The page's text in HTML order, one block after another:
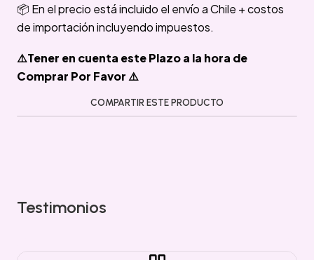
📦 En el precio está incluido el envío a Chile + costos
de importación incluyendo impuestos.
⚠️Tener en cuenta este Plazo a la hora de
Comprar Por Favor ⚠️
COMPARTIR ESTE PRODUCTO
Testimonios